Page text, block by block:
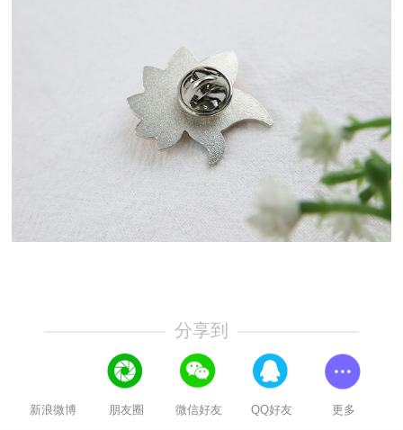
分享到
新浪微博 朋友圈 微信好友 QQ好友 更多